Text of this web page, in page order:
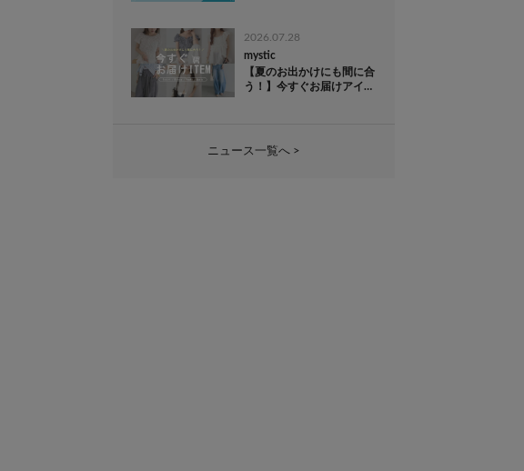
2026.07.28
mystic
【夏のお出かけにも間に合
う！】今すぐお届けアイテ
ニュース一覧へ >